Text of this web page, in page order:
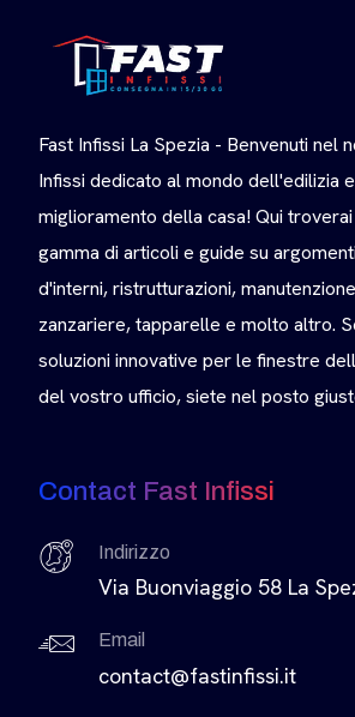
Fast Infissi La Spezia - Benvenuti nel
Infissi dedicato al mondo dell'edilizia
miglioramento della casa! Qui troverai
gamma di articoli e guide su
d'interni, ristrutturazioni,
zanzariere, tapparelle e molto altro.
soluzioni innovative per le finestre
del vostro ufficio, siete nel posto
Contact Fast Infissi
Indirizzo
Via Buonviaggio 58 La
Email
contact@fastinfissi.it